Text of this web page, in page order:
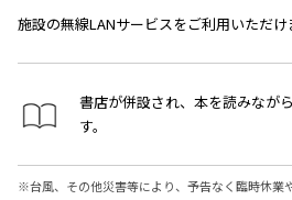
施設の無線LANサービスをご利用いただけ
書店が併設され、本を読みなが
す。
※台風、その他災害等により、予告なく臨時休業